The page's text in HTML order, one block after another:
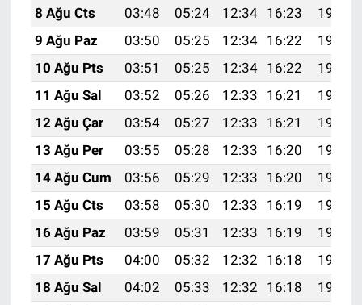
8 Ağu Cts 03:48 05:24 12:34 16:23
19:34
9 Ağu Paz
03:50 05:25 12:34 16:22
19:33
10 Ağu Pts
03:51 05:25 12:34 16:22
19:32
11 Ağu Sal
03:52 05:26 12:33 16:21
19:31
12 Ağu Çar
03:54 05:27 12:33 16:21
19:29
13 Ağu Per
03:55 05:28 12:33 16:20
19:28
14 Ağu Cum
03:56 05:29 12:33 16:20
19:27
15 Ağu Cts
03:58 05:30 12:33 16:19
19:26
16 Ağu Paz
03:59 05:31 12:33 16:19
19:24
17 Ağu Pts
04:00 05:32 12:32 16:18
19:23
18 Ağu Sal
04:02 05:33 12:32 16:18
19:22